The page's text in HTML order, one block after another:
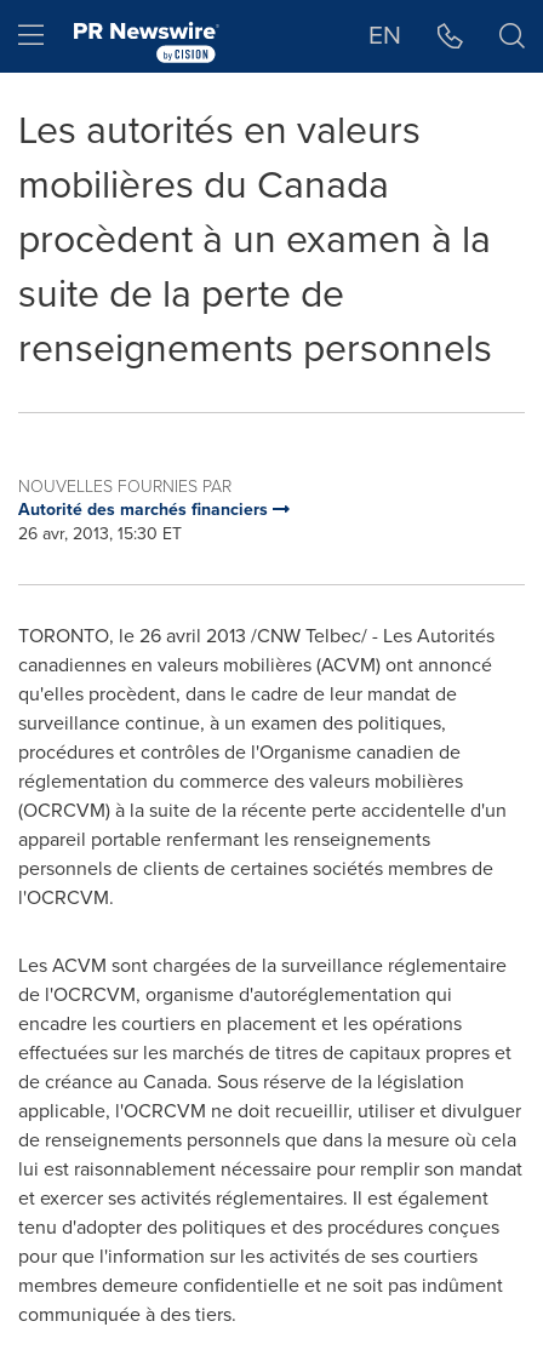
Hamburger menu EN
Les autorités en valeurs
mobilières du Canada
procèdent à un examen à la
suite de la perte de
renseignements personnels
NOUVELLES FOURNIES PAR
Autorité des marchés financiers
26 avr, 2013, 15:30 ET
TORONTO, le 26 avril 2013 /CNW Telbec/ - Les Autorités
canadiennes en valeurs mobilières (ACVM) ont annoncé
qu'elles procèdent, dans le cadre de leur mandat de
surveillance continue, à un examen des politiques,
procédures et contrôles de l'Organisme canadien de
réglementation du commerce des valeurs mobilières
(OCRCVM) à la suite de la récente perte accidentelle d'un
appareil portable renfermant les renseignements
personnels de clients de certaines sociétés membres de
l'OCRCVM.
Les ACVM sont chargées de la surveillance réglementaire
de l'OCRCVM, organisme d'autoréglementation qui
encadre les courtiers en placement et les opérations
effectuées sur les marchés de titres de capitaux propres et
de créance au Canada. Sous réserve de la législation
applicable, l'OCRCVM ne doit recueillir, utiliser et divulguer
de renseignements personnels que dans la mesure où cela
lui est raisonnablement nécessaire pour remplir son mandat
et exercer ses activités réglementaires. Il est également
tenu d'adopter des politiques et des procédures conçues
pour que l'information sur les activités de ses courtiers
membres demeure confidentielle et ne soit pas indûment
communiquée à des tiers.